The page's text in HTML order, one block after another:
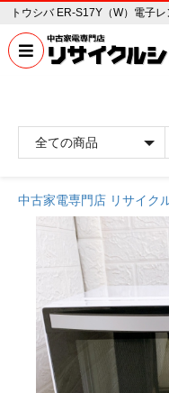
中古家電専門店 リサイク